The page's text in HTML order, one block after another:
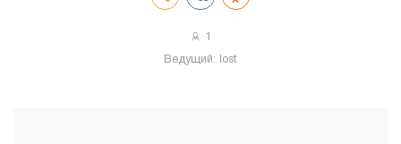
1
Ведущий: lost